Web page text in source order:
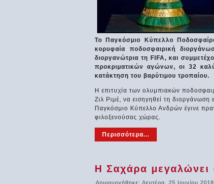
Το Παγκόσμιο Κύπελλο
κορυφαία ποδοσφαιρική
διοργανώτρια τη FIFA, και
προκριματικών αγώνων, οι 32
κατάκτηση του βαρύτιμου τροπαίου.
Η επιτυχία των ολυμπιακών
Ζιλ Ριμέ, να εισηγηθεί τη
Παγκόσμιο Κύπελλο Ανδρών έγινε
φιλοξενούσας χώρας.
Περισσότερα...
Η Σαχάρα
Δημιουργήθηκε: Δευτέρα, 25 Ιουνίου